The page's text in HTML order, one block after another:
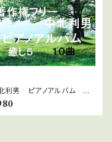
利男 ピアノアルバム 癒